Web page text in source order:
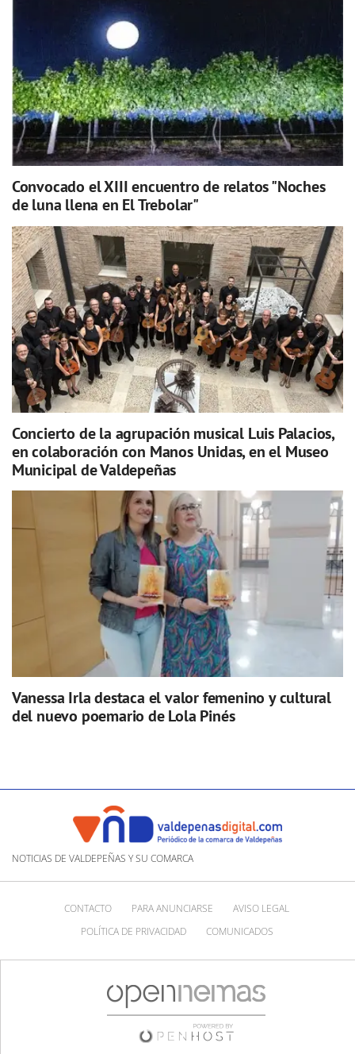
Convocado el XIII encuentro de relatos "Noches
de luna llena en El Trebolar"
Concierto de la agrupación musical Luis Palacios,
en colaboración con Manos Unidas, en el Museo
Municipal de Valdepeñas
Vanessa Irla destaca el valor femenino y cultural
del nuevo poemario de Lola Pinés
NOTICIAS DE VALDEPEÑAS Y SU COMARCA
CONTACTO PARA ANUNCIARSE
AVISO LEGAL
POLÍTICA DE PRIVACIDAD
COMUNICADOS